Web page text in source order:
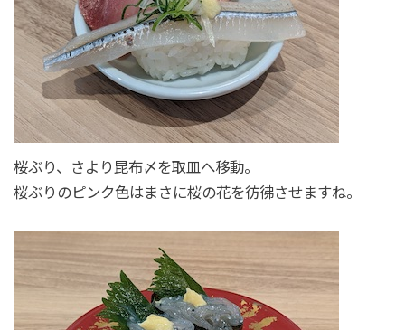
桜ぶり、さより昆布〆を取皿へ移動。
桜ぶりのピンク色はまさに桜の花を彷彿させますね。